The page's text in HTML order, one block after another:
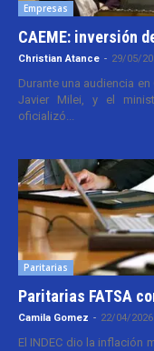
Empresas
CAEME: inversión
Christian Atance - 29/05/
Durante una audiencia
Javier Milei, y el
oficializó...
Paritarias
Paritarias FATSA
Camila Gomez - 22/04/
El INDEC dio la inflación